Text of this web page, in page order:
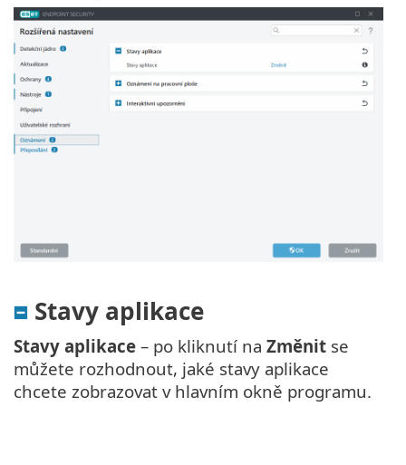
Stavy aplikace
Stavy aplikace – po kliknutí na Změnit se
můžete rozhodnout, jaké stavy aplikace
chcete zobrazovat v hlavním okně programu.